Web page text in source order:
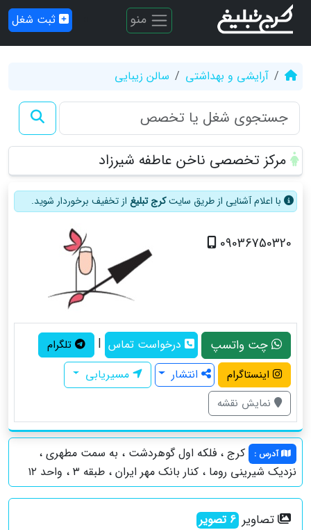
منو ثبت شغل
آرایشی و بهداشتی سالن زیبایی
مرکز تخصصی ناخن عاطفه شیرزاد
با اعلام آشنایی از طریق سایتکرج تبلیغ از تخفیف برخوردار شوید.
09036750320
چت واتسپ درخواست تماس |
تلگرام
اینستاگرام
انتشار مسیریابی
نمایش نقشه
آدرس :
کرج ، فلکه اول گوهردشت ، به سمت مطهری ،
نزدیک شیرینی روما ، کنار بانک مهر ایران ، طبقه ۳ ، واحد ۱۲
تصاویر 6تصویر